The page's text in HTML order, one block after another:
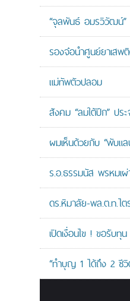
“จุลพันธ์ อมรวิวัฒน์”
รองจ๋อนำศูนย์ยาเส
แม่ทัพตัวปลอม
สังคม “ลมใต้ปีก” ปร
ผมเห็นด้วยกับ “พับแ
ร.อ.ธรรมนัส พรหมเ
ดร.หิมาลัย-พล.ต.ท.ไ
เปิดเงื่อนไข ! ขอรับ
“ทำบุญ 1 ได้ถึง 2 ชี